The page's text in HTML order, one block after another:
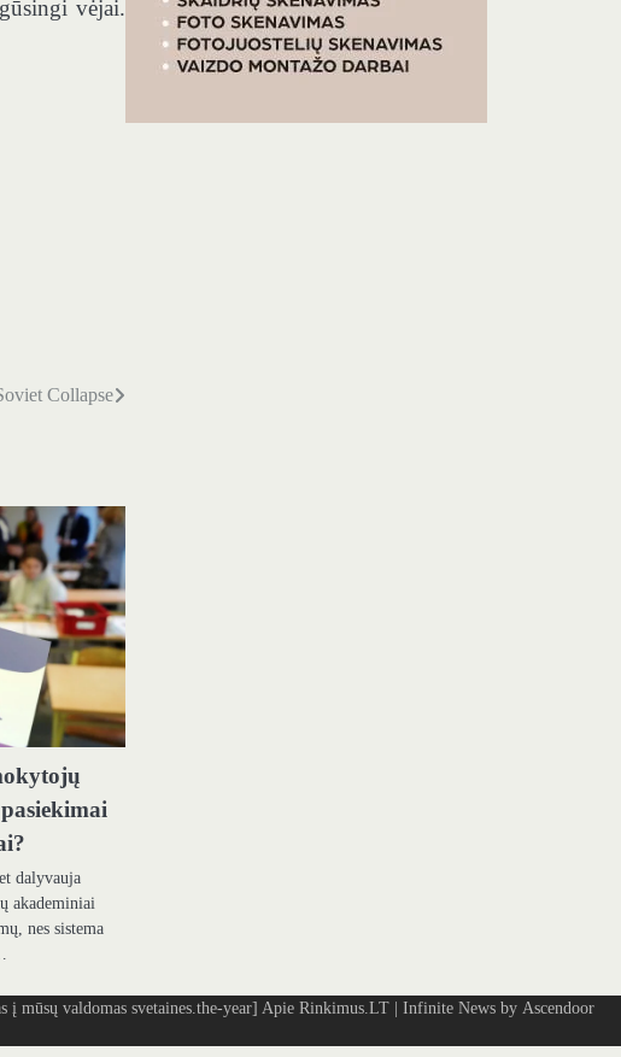
vėjai.
Collapse
dalyvauja
akademiniai
nes sistema
valdomas svetaines.the-year] Apie Rinkimus.LT| Infinite News by Ascendoor